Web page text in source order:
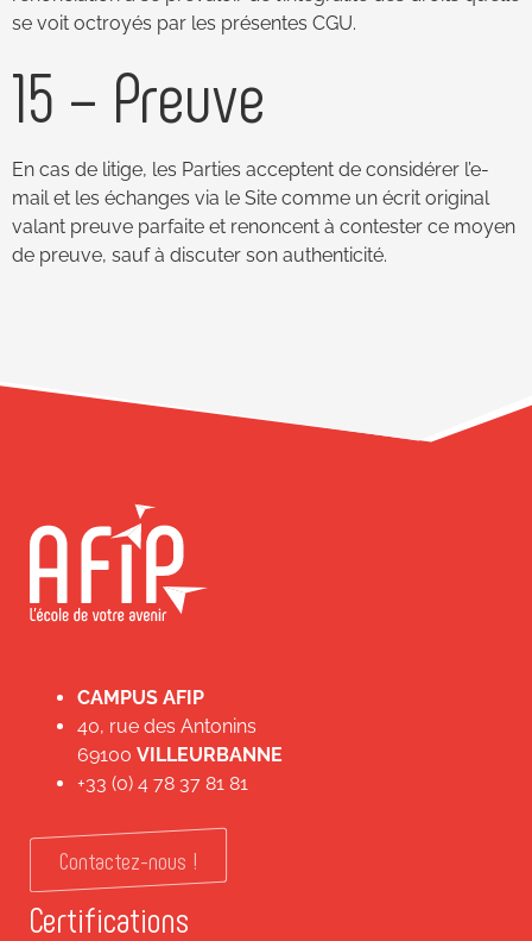
se voit octroyés par les présentes CGU.
15 – Preuve
En cas de litige, les Parties acceptent de considérer l’e-
mail et les échanges via le Site comme un écrit original
valant preuve parfaite et renoncent à contester ce moyen
de preuve, sauf à discuter son authenticité.
CAMPUS AFIP
40, rue des Antonins
69100 VILLEURBANNE
+33 (0) 4 78 37 81 81
Contactez-nous !
Certifications